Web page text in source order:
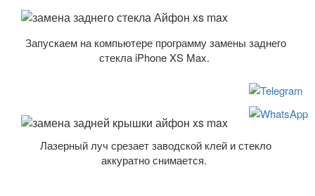
Запускаем на компьютере программу замены заднего
стекла iPhone XS Max.
Лазерный луч срезает заводской клей и стекло
аккуратно снимается.